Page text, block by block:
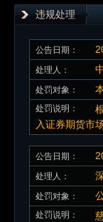
违规处理
公告日期：
处理人：
处罚对象：
处罚说明：
入证券期货市
公告日期：
处理人：
处罚对象：
处罚说明：